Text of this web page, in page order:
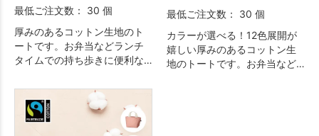
最低ご注文数： 30 個
厚みのあるコットン生地のト
ートです。お弁当などランチ
タイムでの持ち歩きに便利な
かけバッグとしてもおすすめ
です。名入れ範囲も広く、会
社名やブランドロゴを印刷す
るだけで簡単に人気のノベル
最低ご注文数： 30 個
カラーが選べる！12色展開が
嬉しい厚みのあるコットン生
地のトートです。お弁当など